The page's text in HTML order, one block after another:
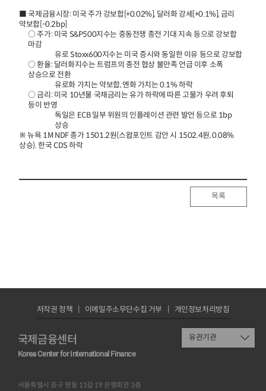
■ 국제금융시장: 미국 주가 강보합[+0.02%], 달러화 강세[+0.1%], 금리
약보합[-0.2bp]
○ 주가: 미국 S&P500지수는 중동전쟁 종전 기대 지속 등으로 강보합
마감
유로 Stoxx600지수는 미국 증시와 동일한 이유 등으로 강보합
○ 환율: 달러화지수는 트럼프의 종전 협상 불만족 언급 이후 소폭
상승으로 전환
유로화 가치는 약보합, 엔화 가치는 0.1% 하락
○ 금리: 미국 10년물 국채금리는 유가 하락에 따른 고물가 우려 후퇴
등이 반영
독일은 ECB 일부 위원의 인플레이션 관련 발언 등으로 1bp
상승
※ 뉴욕 1M NDF 종가 1501.2원(스왑포인트 감안 시 1502.4원, 0.08%
상승). 한국 CDS 하락
목록
국제금융센터
Korea Center for International Finance
서울특별시 중구 명동 11길 19 은행회관 3층
저작권 정책 이메일주소무단수집 거부 개인정보처리방침
유관기관